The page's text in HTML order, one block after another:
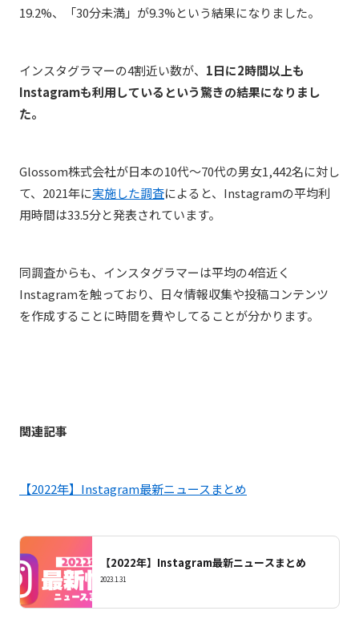
19.2%、「30分未満」が9.3%という結果になりました。
インスタグラマーの4割近い数が、 1日に2時間以上も
Instagramも利用しているという驚きの結果になりまし
た。
Glossom株式会社が日本の10代〜70代の男女1,442名に対し
て、2021年に実施した調査によると、Instagramの平均利
用時間は33.5分と発表されています。
同調査からも、インスタグラマーは平均の4倍近く
Instagramを触っており、日々情報収集や投稿コンテンツ
を作成することに時間を費やしてることが分かります。
関連記事
【2022年】Instagram最新ニュースまとめ
【2022年】Instagram最新ニュースまとめ
2023.1.31